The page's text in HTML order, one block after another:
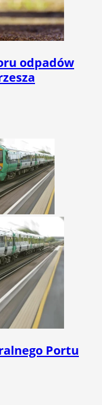
odpadów
Portu